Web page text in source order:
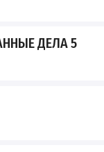
ДЕЛА 5